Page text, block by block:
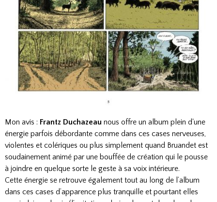
Mon avis : Frantz Duchazeau nous offre un album plein d'une
énergie parfois débordante comme dans ces cases nerveuses,
violentes et colériques ou plus simplement quand Bruandet est
soudainement animé par une bouffée de création qui le pousse
à joindre en quelque sorte le geste à sa voix intérieure.
Cette énergie se retrouve également tout au long de l’album
dans ces cases d’apparence plus tranquille et pourtant elles